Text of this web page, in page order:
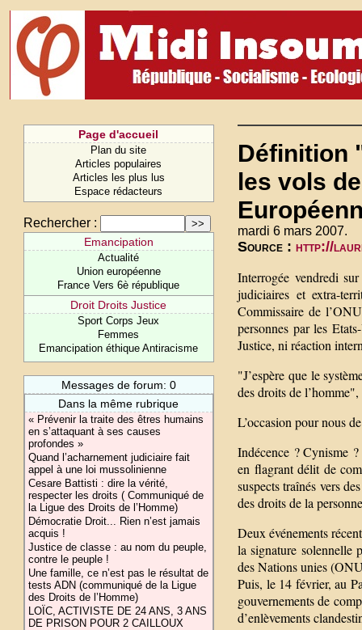
Page d'accueil
Plan du site
Articles populaires
Articles les plus lus
Espace rédacteurs
Rechercher :
Emancipation
Actualité
Union européenne
France Vers 6è république
Droit Droits Justice
Sport Corps Jeux
Femmes
Emancipation éthique Antiracisme
Messages de forum: 0
Dans la même rubrique
« Prévenir la traite des êtres humains
en s’attaquant à ses causes
profondes »
Quand l’acharnement judiciaire fait
appel à une loi mussolinienne
Cesare Battisti : dire la vérité,
respecter les droits ( Communiqué de
la Ligue des Droits de l’Homme)
Démocratie Droit... Rien n’est jamais
acquis !
Justice de classe : au nom du peuple,
contre le peuple !
Une famille, ce n’est pas le résultat de
tests ADN (communiqué de la Ligue
des Droits de l’Homme)
LOÏC, ACTIVISTE DE 24 ANS, 3 ANS
DE PRISON POUR 2 CAILLOUX
Définition
les vols
mardi 6 mars 2007.
Source : http://
Interrogée vendredi
judiciaires et extra-
Commissaire de
personnes par les
Justice, ni réaction
"J’espère que le
des droits de
L’occasion pour nous
Indécence ? Cynisme
en flagrant délit de
suspects traînés vers
des droits de la
Deux événements
la signature solennelle
des Nations unies
Puis, le 14 février, au
gouvernements de
d’enlèvements